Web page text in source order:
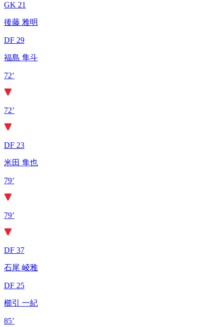
GK 21
後藤 雅明
DF 29
福島 隼斗
72’
72’
DF 23
米田 隼也
79’
79’
DF 37
石尾 崚雅
DF 25
櫛引 一紀
85’